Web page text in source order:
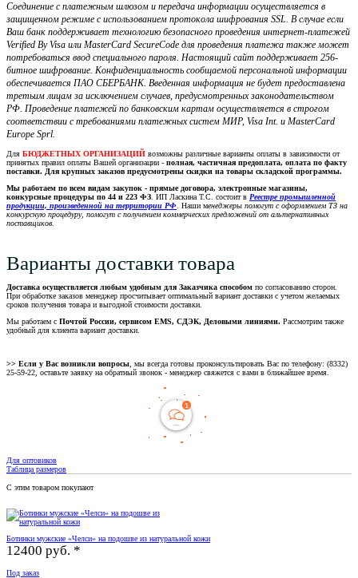
Соединение с платежным шлюзом и передача информации осуществляется в
защищенном режиме с использованием протокола шифрования SSL. В случае если
Ваш банк поддерживает технологию безопасного проведения интернет-платежей
Verified By Visa или MasterCard SecureCode для проведения платежа также может
потребоваться ввод специального пароля. Настоящий сайт поддерживает 256-
битное шифрование. Конфиденциальность сообщаемой персональной информации
обеспечивается ПАО СБЕРБАНК. Введенная информация не будет предоставлена
третьим лицам за исключением случаев, предусмотренных законодательством
РФ. Проведение платежей по банковским картам осуществляется в строгом
соответствии с требованиями платежных систем МИР, Visa Int. и MasterCard
Europe Sprl.
Для БЮДЖЕТНЫХ ОРГАНИЗАЦИЙ возможны различные варианты оплаты в зависимости от
принятых правил оплаты Вашей организации - полная, частичная предоплата, оплата по факту
поставки. Для крупных заказов предусмотрены скидки на товары складской программы.
Мы работаем по всем видам закупок - прямые договора, электронные магазины,
конкурсные процедуры по 44 и 223 ФЗ . ИП Ласкина Т.С. состоит в Реестре промышленной
продукции, произведенной на территории РФ . Наши менеджеры помогут с оформлением ТЗ на
конкурсную процедуру, помогут с получением коммерческих предложений от альтернативных
поставщиков.
Варианты доставки товара
Доставка осуществляется любым удобным для Заказчика способом по согласованию сторон.
При обработке заказов менеджер просчитывает оптимальный вариант доставки с учетом желаемых
сроков получения товара и выгодной стоимости доставки.
Мы работаем с Почтой России, сервисом EMS, СДЭК, Деловыми линиями. Рассмотрим также
удобный для клиента вариант доставки.
>> Если у Вас возникли вопросы , мы всегда готовы проконсультировать Вас по телефону: (8332)
25-59-22, оставьте заявку на обратный звонок - менеджер свяжется с вами в ближайшее время.
Для оптовиков
Таблица размеров
С этим товаром покупают
Ботинки мужские «Челси» на подошве из натуральной кожи
12400 руб. *
Под заказ